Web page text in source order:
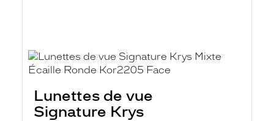
Lunettes de vue
Signature Krys